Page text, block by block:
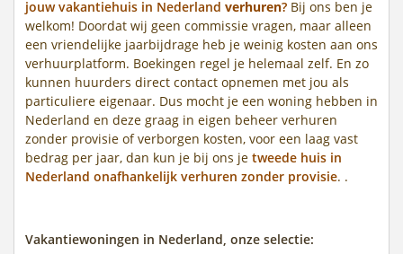
jouw vakantiehuis in Nederland verhuren? Bij ons ben je
welkom! Doordat wij geen commissie vragen, maar alleen
een vriendelijke jaarbijdrage heb je weinig kosten aan ons
verhuurplatform. Boekingen regel je helemaal zelf. En zo
kunnen huurders direct contact opnemen met jou als
particuliere eigenaar. Dus mocht je een woning hebben in
Nederland en deze graag in eigen beheer verhuren
zonder provisie of verborgen kosten, voor een laag vast
bedrag per jaar, dan kun je bij ons je tweede huis in
Nederland onafhankelijk verhuren zonder provisie. .
Vakantiewoningen in Nederland, onze selectie: